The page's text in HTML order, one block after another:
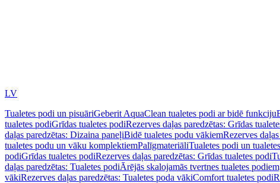
LV
Tualetes podi un pisuāriGeberit AquaClean tualetes podi ar bidē funkciju
tualetes podiGrīdas tualetes podiRezerves daļas paredzētas: Grīdas
daļas paredzētas: Dizaina paneļiBidē tualetes podu vākiemRezerves
tualetes podu un vāku komplektiemPalīgmateriāliTualetes podi un
podiGrīdas tualetes podiRezerves daļas paredzētas: Grīdas tualetes podi
daļas paredzētas: Tualetes podiĀrējās skalojamās tvertnes tualetes
vākiRezerves daļas paredzētas: Tualetes poda vākiComfort tualetes podi